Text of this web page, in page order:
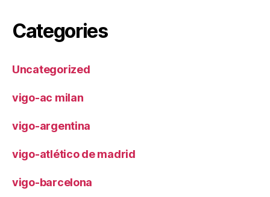
Categories
Uncategorized
vigo-ac milan
vigo-argentina
vigo-atlético de madrid
vigo-barcelona